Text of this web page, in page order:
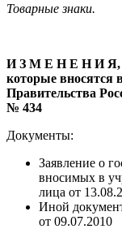
Товарные знаки.
И З М Е Н Е Н И Я,
которые вносятся
Правительства
№ 434
Документы:
Заявление о
вносимых в
лица от
Иной
от 09.07.2010